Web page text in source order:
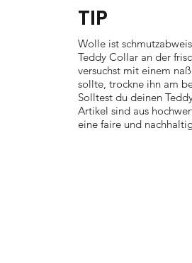
Wolle ist
Teddy Collar an der
versuchst mit einem
sollte, trockne ihn am
Solltest du deinen
Artikel sind aus
eine faire und
TIP